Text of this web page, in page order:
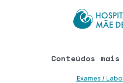
Conteúdos
Exames /